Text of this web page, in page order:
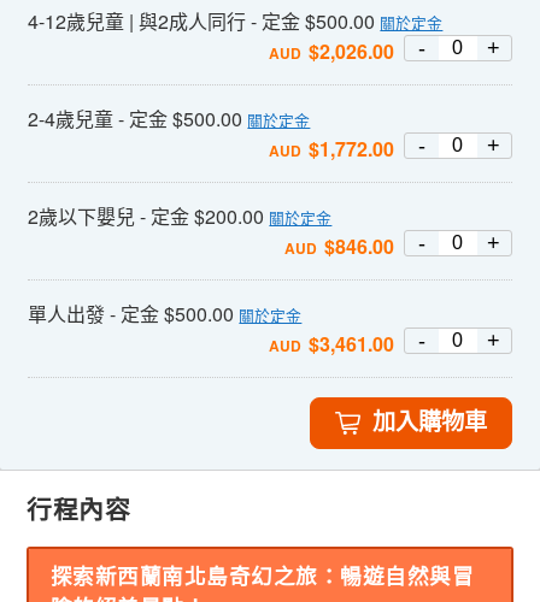
4-12歲兒童 | 與2成人同行 - 定金 $500.00 關於定金
AUD $2,026.00 - +
2-4歲兒童 - 定金 $500.00 關於定金
AUD $1,772.00 - +
2歲以下嬰兒 - 定金 $200.00 關於定金
AUD $846.00 - +
單人出發 - 定金 $500.00 關於定金
AUD $3,461.00 - +
加入購物車
行程內容
探索新西蘭南北島奇幻之旅：暢遊自然與冒